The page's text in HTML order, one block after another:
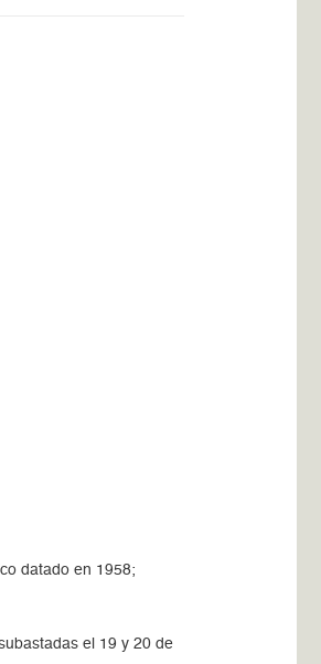
datado en 1958;
el 19 y 20 de